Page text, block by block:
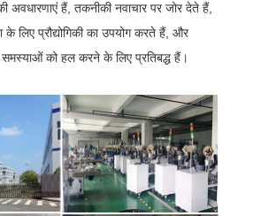
अवधारणाएं हैं, तकनीकी नवाचार पर जोर देते हैं,
लिए प्रौद्योगिकी का उपयोग करते हैं, और
को हल करने के लिए प्रतिबद्ध हैं।